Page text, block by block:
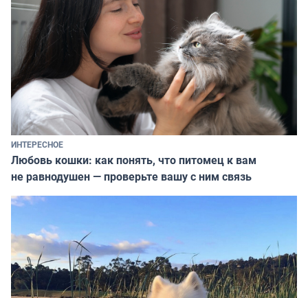
ИНТЕРЕСНОЕ
Любовь кошки: как понять, что питомец к вам
не равнодушен — проверьте вашу с ним связь